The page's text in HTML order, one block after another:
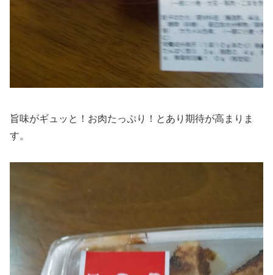
旨味がギュッと！お肉たっぷり！とあり期待が高まりま
す。